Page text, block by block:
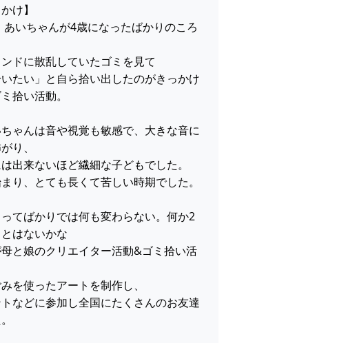
け】
いちゃんが4歳になったばかりのころ
ドに散乱していたゴミを見て
いたい」と自ら拾い出したのがきっかけ
拾い活動。
ゃんは音や視覚も敏感で、大きな音に
り、
出来ないほど繊細な子どもでした。
り、とても長くて苦しい時期でした。
てばかりでは何も変わらない。何か2
はないかな
と娘のクリエイター活動&ゴミ拾い活
を使ったアートを制作し、
などに参加し全国にたくさんのお友達